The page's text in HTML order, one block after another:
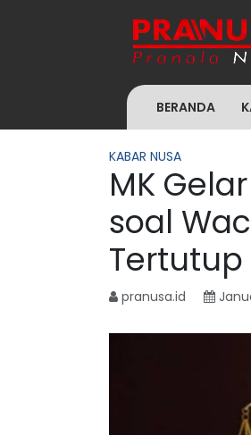
BERANDA
KABAR NUSA
MK
soal
Tertutup
pranusa.id